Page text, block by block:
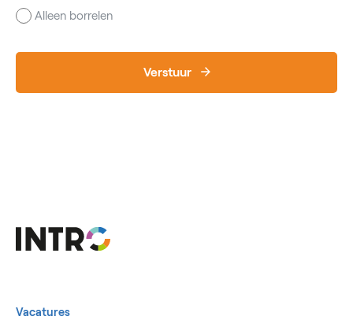
Alleen borrelen
Verstuur
Vacatures